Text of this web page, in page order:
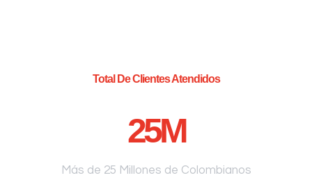
Total De Clientes Atendidos
25M
Más de 25 Millones de Colombianos